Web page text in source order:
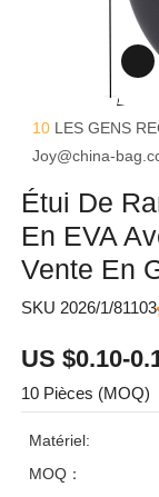
10 LES GENS
Joy@china-
Étui De
En EVA
Vente En
SKU 2026/1/81103
US $0.10-
10 Pièces (MOQ)
Matériel:
MOQ：